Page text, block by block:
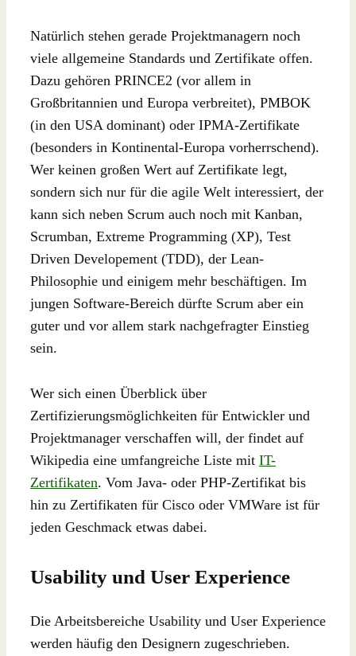
Natürlich stehen gerade Projektmanagern noch
viele allgemeine Standards und Zertifikate offen.
Dazu gehören PRINCE2 (vor allem in
Großbritannien und Europa verbreitet), PMBOK
(in den USA dominant) oder IPMA-Zertifikate
(besonders in Kontinental-Europa vorherrschend).
Wer keinen großen Wert auf Zertifikate legt,
sondern sich nur für die agile Welt interessiert, der
kann sich neben Scrum auch noch mit Kanban,
Scrumban, Extreme Programming (XP), Test
Driven Developement (TDD), der Lean-
Philosophie und einigem mehr beschäftigen. Im
jungen Software-Bereich dürfte Scrum aber ein
guter und vor allem stark nachgefragter Einstieg
sein.
Wer sich einen Überblick über
Zertifizierungsmöglichkeiten für Entwickler und
Projektmanager verschaffen will, der findet auf
Wikipedia eine umfangreiche Liste mit IT-
Zertifikaten. Vom Java- oder PHP-Zertifikat bis
hin zu Zertifikaten für Cisco oder VMWare ist für
jeden Geschmack etwas dabei.
Usability und User Experience
Die Arbeitsbereiche Usability und User Experience
werden häufig den Designern zugeschrieben.